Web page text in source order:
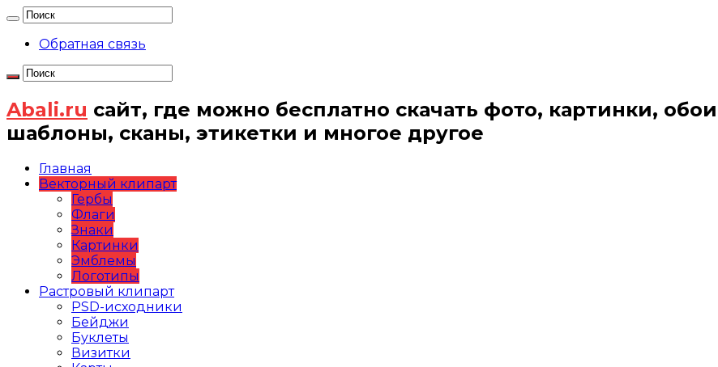
Обратная связь
Abali.ru сайт, где можно бесплатно скачать фото, картинки,
шаблоны, сканы, этикетки и многое другое
Главная
Векторный клипарт
Гербы
Флаги
Знаки
Картинки
Эмблемы
Логотипы
Растровый клипарт
PSD-исходники
Бейджи
Буклеты
Визитки